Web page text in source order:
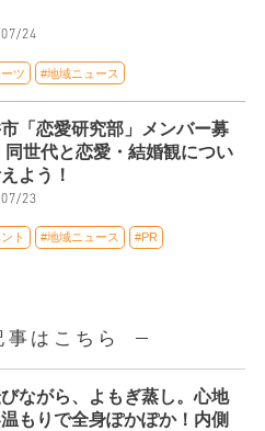
24
ツ #地域ニュース
「恋愛研究部」メンバー募
同世代と恋愛・結婚観につい
よう！
23
ト #地域ニュース #PR
事はこちら
ながら、よもぎ蒸し。心地
もりで全身ぽかぽか！内側